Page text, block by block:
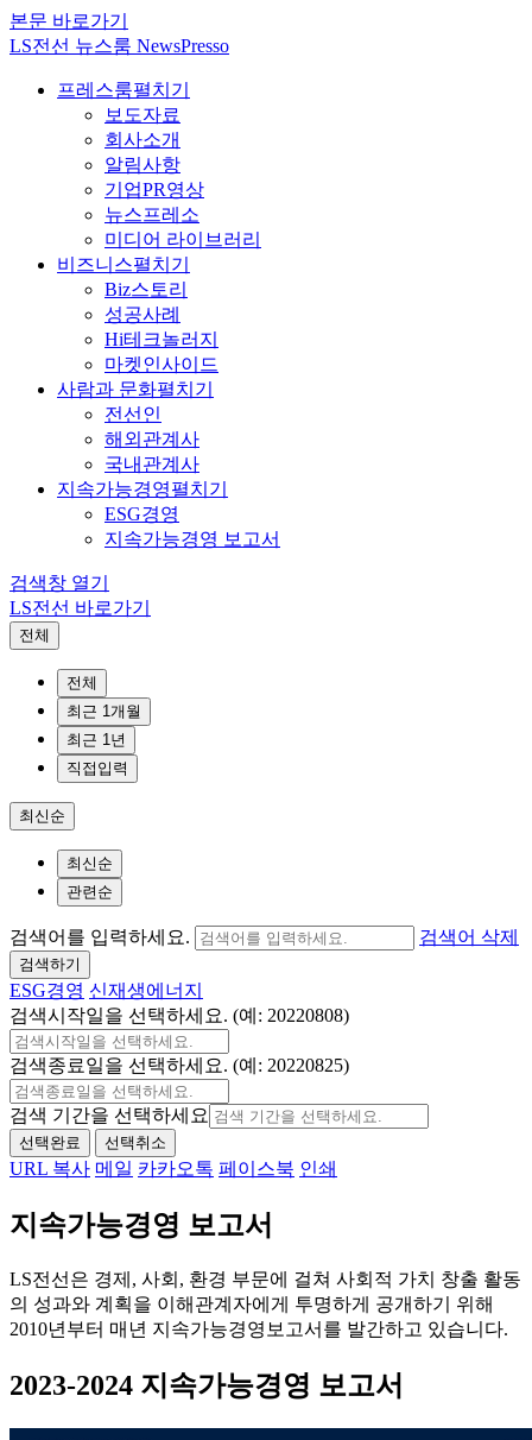
본문 바로가기
LS전선 뉴스룸 NewsPresso
프레스룸펼치기
보도자료
회사소개
알림사항
기업PR영상
뉴스프레소
미디어 라이브러리
비즈니스펼치기
Biz스토리
성공사례
Hi테크놀러지
마켓인사이드
사람과 문화펼치기
전선인
해외관계사
국내관계사
지속가능경영펼치기
ESG경영
지속가능경영 보고서
검색창 열기
LS전선 바로가기
전체
전체
최근 1개월
최근 1년
직접입력
최신순
최신순
관련순
검색어를 입력하세요. 검색어 삭제
검색하기
ESG경영 신재생에너지
검색시작일을 선택하세요. (예: 20220808)
검색종료일을 선택하세요. (예: 20220825)
검색 기간을 선택하세요
선택완료 선택취소
URL 복사 메일 카카오톡 페이스북 인쇄
지속가능경영 보고서
LS전선은 경제, 사회, 환경 부문에 걸쳐 사회적 가치 창출 활동
의 성과와 계획을 이해관계자에게 투명하게 공개하기 위해
2010년부터 매년 지속가능경영보고서를 발간하고 있습니다.
2023-2024 지속가능경영 보고서